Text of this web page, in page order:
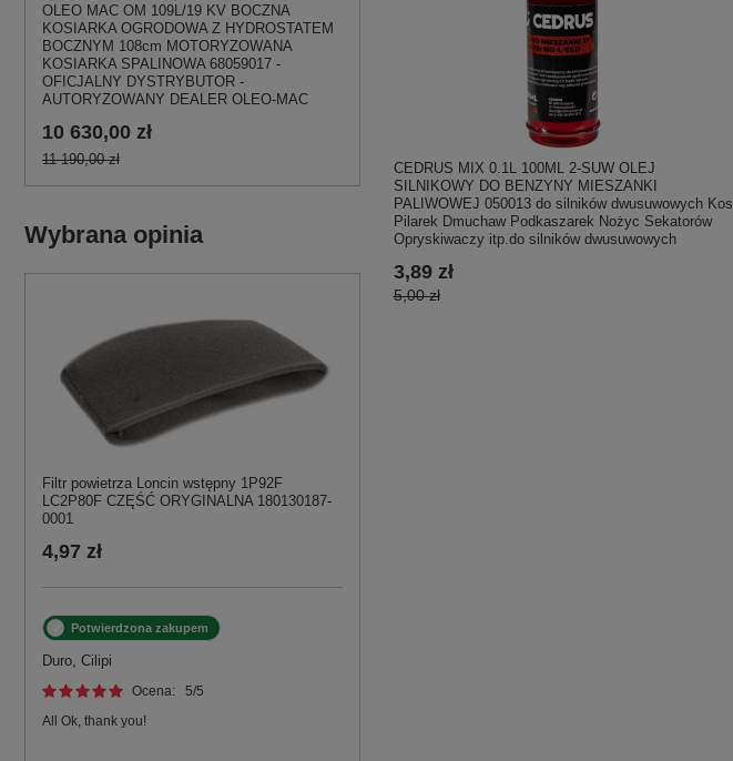
OLEO MAC OM 109L/19 KV BOCZNA
KOSIARKA OGRODOWA Z HYDROSTATEM
BOCZNYM 108cm MOTORYZOWANA
KOSIARKA SPALINOWA 68059017 -
OFICJALNY DYSTRYBUTOR -
AUTORYZOWANY DEALER OLEO-MAC
10 630,00 zł
11 190,00 zł
Wybrana opinia
Filtr powietrza Loncin wstępny 1P92F
LC2P80F CZĘŚĆ ORYGINALNA 180130187-
0001
4,97 zł
Potwierdzona zakupem
Duro, Cilipi
Ocena: 5/5
All Ok, thank you!
CEDRUS MIX 0.1L 100ML 2-SUW OLEJ
SILNIKOWY DO BENZYNY MIESZANKI
PALIWOWEJ 050013 do silników dwusuwowych Kos
Pilarek Dmuchaw Podkaszarek Nożyc Sekatorów
Opryskiwaczy itp.do silników dwusuwowych
3,89 zł
5,00 zł